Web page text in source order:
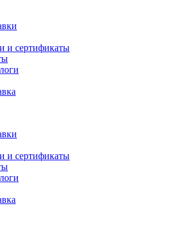
и сертификаты
и сертификаты